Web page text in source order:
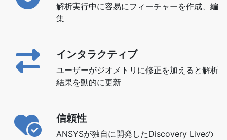
解析実行中に容易にフィーチャーを作成、編
集
インタラクティブ
ユーザーがジオメトリに修正を加えると解析
結果を動的に更新
信頼性
ANSYSが独自に開発したDiscovery Liveの